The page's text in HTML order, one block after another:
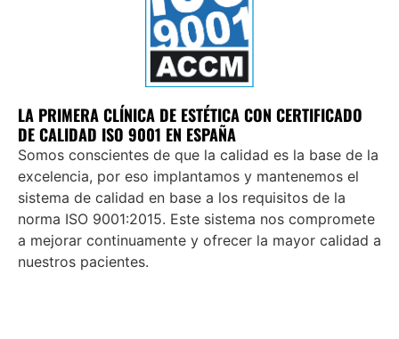
LA PRIMERA CLÍNICA DE ESTÉTICA CON CERTIFICADO
DE CALIDAD ISO 9001 EN ESPAÑA
Somos conscientes de que la calidad es la base de la
excelencia, por eso implantamos y mantenemos el
sistema de calidad en base a los requisitos de la
norma ISO 9001:2015. Este sistema nos compromete
a mejorar continuamente y ofrecer la mayor calidad a
nuestros pacientes.